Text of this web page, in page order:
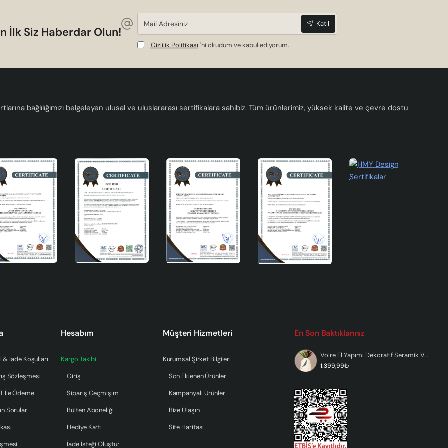
İşte bazı öneriler:
sergileyerek, ortama sıcak bir hava katabilirsiniz.
profesyonel bir dokunuş ekleyebilirsiniz.
İşte bakım ve temizlik önerileri:
temiz tutabilirsiniz.
zarafet ve modernlik katmak için ideal bir üründür. Dekoratif
en iyi yollarından biridir. El yapımı kalitesi, dayanıklılığı ve estetik
Handmade ile mekanınıza zarif bir dokunuş katın.
İlk Siz Haberdar Olun!
Mail
Adresiniz
Katıl
Gizlilik Politikası 'ni okudum ve kabul ediyorum.
bağlılığımızı belgeleyen ulusal ve uluslararası sertifikalara sahibiz. Tüm ürünlerimiz, yüksek kalite ve çevre dostu
İade Koşulları
Sözleşmesi
İle Ödeme
Sorular
Hesabım
Kargo Takibi
Giriş
Sipariş Geçmişim
Bülten Aboneliği
Hediye Kartı
İade İsteği Oluştur
Müşteri Hizmetleri
Kurumsal Şirket Bilgileri
Son Eklenen Ürünler
Kampanyalı Ürünler
Bize Ulaşın
Site Haritası
En Son Baktıklarınız
Voire El Yapımı Dekoratif Seramik Vazo
1.399,99₺